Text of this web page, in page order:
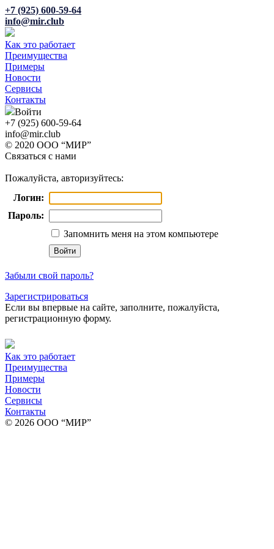
+7 (925) 600-59-64
info@mir.club
Как это работает
Преимущества
Примеры
Новости
Сервисы
Контакты
Войти
+7 (925) 600-59-64
info@mir.club
© 2020 ООО “МИР”
Связаться с нами
Пожалуйста, авторизуйтесь:
Логин:
Пароль:
Запомнить меня на этом компьютере
Забыли свой пароль?
Зарегистрироваться
Если вы впервые на сайте, заполните, пожалуйста,
регистрационную форму.
Как это работает
Преимущества
Примеры
Новости
Сервисы
Контакты
© 2026 ООО “МИР”